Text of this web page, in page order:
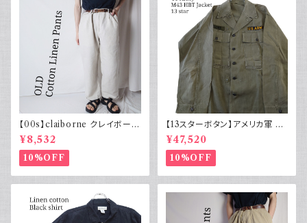
【00s】claiborne クレイボーン
リネンコットンパンツ ツータック
¥8,532
10%OFF
【13スターボタン】アメリカ軍 M
43 HBT ジャケット パッチ 軍物
実物
¥47,520
10%OFF